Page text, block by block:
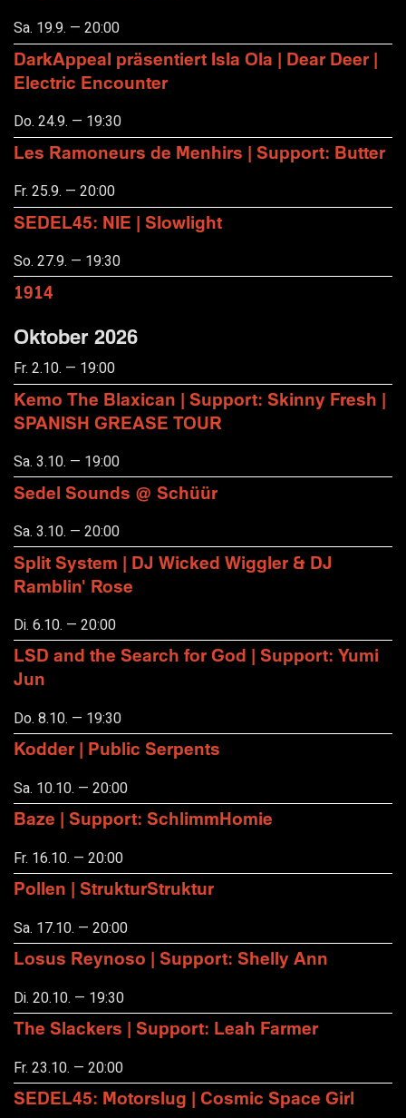
Sa. 19.9. — 20:00
DarkAppeal präsentiert Isla Ola | Dear Deer |
Electric Encounter
Do. 24.9. — 19:30
Les Ramoneurs de Menhirs | Support: Butter
Fr. 25.9. — 20:00
SEDEL45: NIE | Slowlight
So. 27.9. — 19:30
1914
Oktober 2026
Fr. 2.10. — 19:00
Kemo The Blaxican | Support: Skinny Fresh |
SPANISH GREASE TOUR
Sa. 3.10. — 19:00
Sedel Sounds @ Schüür
Sa. 3.10. — 20:00
Split System | DJ Wicked Wiggler & DJ
Ramblin' Rose
Di. 6.10. — 20:00
LSD and the Search for God | Support: Yumi
Jun
Do. 8.10. — 19:30
Kodder | Public Serpents
Sa. 10.10. — 20:00
Baze | Support: SchlimmHomie
Fr. 16.10. — 20:00
Pollen | StrukturStruktur
Sa. 17.10. — 20:00
Losus Reynoso | Support: Shelly Ann
Di. 20.10. — 19:30
The Slackers | Support: Leah Farmer
Fr. 23.10. — 20:00
SEDEL45: Motorslug | Cosmic Space Girl